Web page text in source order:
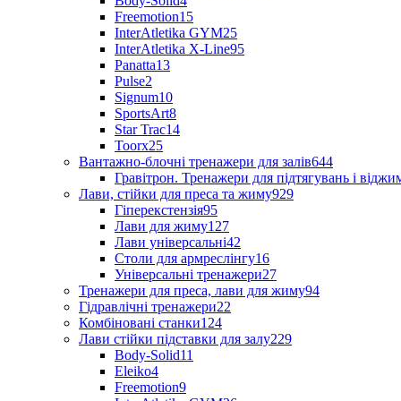
Freemotion15
InterAtletika GYM25
InterAtletika X-Line95
Panatta13
Pulse2
Signum10
SportsArt8
Star Trac14
Toorx25
Вантажно-блочні тренажери для залів644
Гравітрон. Тренажери для підтягувань і
Лави, стійки для преса та жиму929
Гіперекстензія95
Лави для жиму127
Лави універсальні42
Столи для армреслінгу16
Універсальні тренажери27
Тренажери для преса, лави для жиму94
Гідравлічні тренажери22
Комбіновані станки124
Лави стійки підставки для залу229
Body-Solid11
Eleiko4
Freemotion9